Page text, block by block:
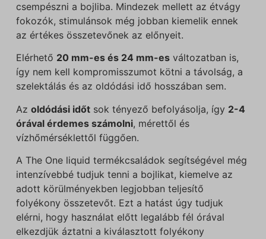
csempészni a bojliba. Mindezek mellett az étvágy
fokozók, stimulánsok még jobban kiemelik ennek
az értékes összetevőnek az előnyeit.
Elérhető 20 mm-es és 24 mm-esváltozatban is,
így nem kell kompromisszumot kötni a távolság, a
szelektálás és az oldódási idő hosszában sem.
Az oldódási időtsok tényező befolyásolja, így 2-4
órával érdemes számolni, mérettől és
vízhőmérséklettől függően.
A The One liquid termékcsaládok segítségével még
intenzívebbé tudjuk tenni a bojlikat, kiemelve az
adott körülményekben legjobban teljesítő
folyékony összetevőt. Ezt a hatást úgy tudjuk
elérni, hogy használat előtt legalább fél órával
elkezdjük áztatni a kiválasztott folyékony